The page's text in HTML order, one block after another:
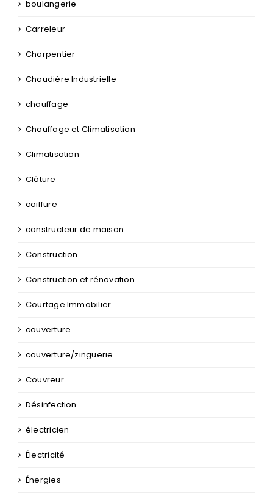
boulangerie
Carreleur
Charpentier
Chaudière Industrielle
chauffage
Chauffage et Climatisation
Climatisation
Clôture
coiffure
constructeur de maison
Construction
Construction et rénovation
Courtage Immobilier
couverture
couverture/zinguerie
Couvreur
Désinfection
électricien
Électricité
Énergies